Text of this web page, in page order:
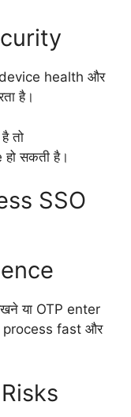
health और
है।
तो
सकती है।
SSO
या OTP enter
process fast और